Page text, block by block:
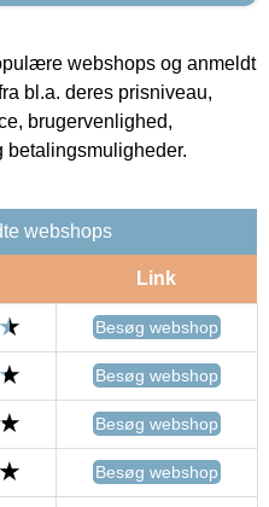
webshops og anmeldt
bl.a. deres prisniveau,
brugervenlighed,
betalingsmuligheder.
webshops
Link
Besøg webshop
Besøg webshop
Besøg webshop
Besøg webshop